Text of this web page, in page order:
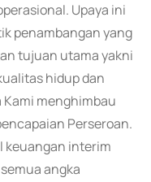
Upaya ini
penambangan yang
tujuan utama yakni
hidup dan
Kami menghimbau
Perseroan.
keuangan interim
angka